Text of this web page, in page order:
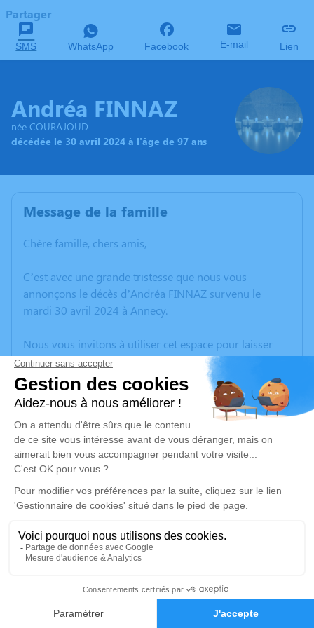
Faire-part Hommages
Partager
SMS WhatsApp Facebook E-mail Lien
Andréa FINNAZ
née COURAJOUD
décédée le 30 avril 2024 à l'âge de 97 ans
Message de la famille
Chère famille, chers amis,
C’est avec une grande tristesse que nous vous
annonçons le décès d’Andréa FINNAZ survenu le
mardi 30 avril 2024 à Annecy.
Nous vous invitons à utiliser cet espace pour laisser
vos condoléances, partager des photos souvenirs, une
anecdote ou exprimer vos pensées à travers des
poèmes ou des textes. Cet endroit est un lieu
d'expression dédié à honorer la mémoire d’Andréa
FINNAZ.
Un service de plantation d’arbre hommage est
disponible ici.
Je rends hommage
Cérémonie religieuse
Eglise Saint-François-de-Sales de Vallières-
sur-Fier